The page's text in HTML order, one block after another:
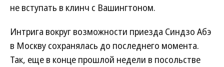
не вступать в клинч с Вашингтоном.
Интрига вокруг возможности приезда Синдзо Абэ
в Москву сохранялась до последнего момента.
Так, еще в конце прошлой недели в посольстве